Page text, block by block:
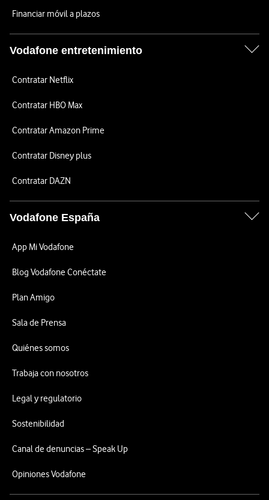
Financiar móvil a plazos
Vodafone entretenimiento
Contratar Netflix
Contratar HBO Max
Contratar Amazon Prime
Contratar Disney plus
Contratar DAZN
Vodafone España
App Mi Vodafone
Blog Vodafone Conéctate
Plan Amigo
Sala de Prensa
Quiénes somos
Trabaja con nosotros
Legal y regulatorio
Sostenibilidad
Canal de denuncias – Speak Up
Opiniones Vodafone